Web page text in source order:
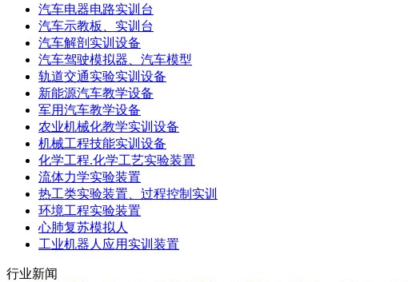
汽车电器电路实训台
汽车示教板、实训台
汽车解剖实训设备
汽车驾驶模拟器、汽车模型
轨道交通实验实训设备
新能源汽车教学设备
军用汽车教学设备
农业机械化教学实训设备
机械工程技能实训设备
化学工程.化学工艺实验装置
流体力学实验装置
热工类实验装置、过程控制实训
环境工程实验装置
心肺复苏模拟人
工业机器人应用实训装置
行业新闻